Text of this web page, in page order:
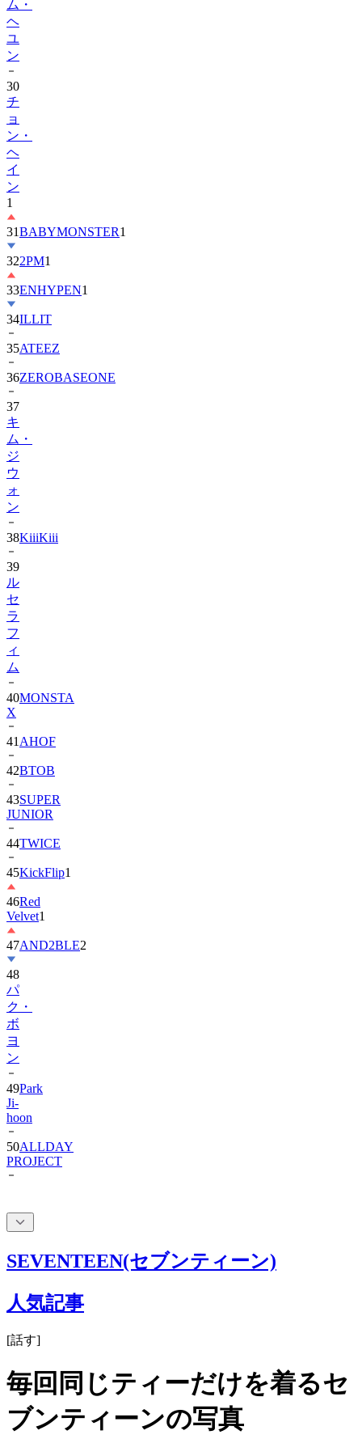
ユ
ン
30
チ
ョ
ン・
ヘ
イ
ン
1
31
322PM1
33ENHYPEN
34ILLIT
35ATEEZ
36ZEROBASEONE
37
キ
ム・
ジ
ウ
ォ
ン
38
39
ル
セ
ラ
フ
ィ
ム
40
X
41
42 BTOB
43SUPER
JUNIOR
44TWICE
45KickFlip
46Red
Velvet
47AND2BLE
48
パ
ク・
ボ
ヨ
ン
49
Ji-
hoon
50ALLDAY
PROJECT
SEVENTEEN(セブンティーン)
人気記事
[話す]
毎回同じティーだけを着るセ
ブンティーンの写真